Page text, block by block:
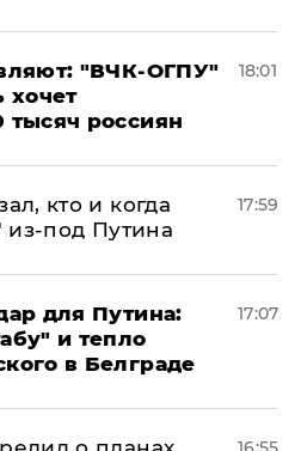
"ВЧК-ОГПУ"
хочет
тысяч россиян
18:01
кто и когда
из-под Путина
17:59
для Путина:
и тепло
в Белграде
17:07